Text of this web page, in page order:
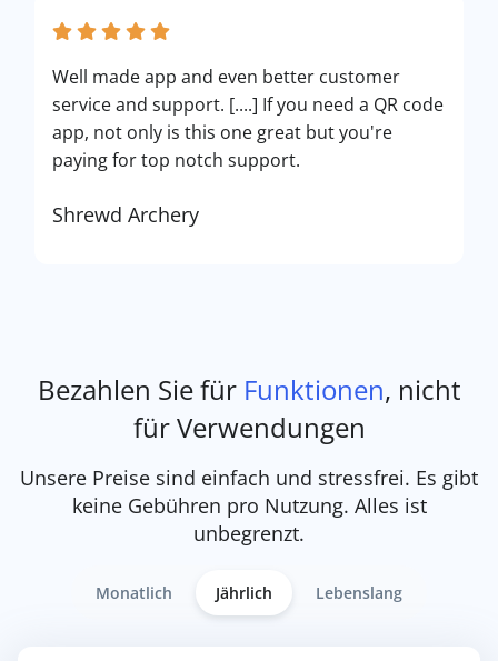
Well made app and even better customer
service and support. [....] If you need a QR code
app, not only is this one great but you're
paying for top notch support.
Shrewd Archery
Bezahlen Sie für Funktionen, nicht
für Verwendungen
Unsere Preise sind einfach und stressfrei. Es gibt
keine Gebühren pro Nutzung. Alles ist
unbegrenzt.
Monatlich Jährlich Lebenslang